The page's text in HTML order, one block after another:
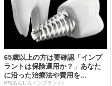
65歳以上の方は要確認「インプ
ラントは保険適用か？」あなた
に沿った治療法や費用を...
PR(あんしんインプラント)